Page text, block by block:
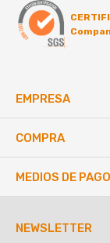
EMPRESA
COMPRA
NEWSLETTER
MEDIOS DE PAGO